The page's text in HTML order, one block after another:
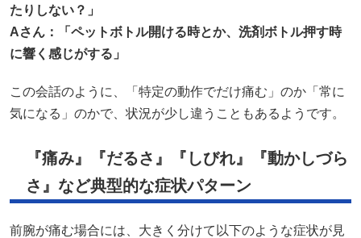
たりしない？」
Aさん：「ペットボトル開ける時とか、洗剤ボトル押す時
に響く感じがする」
この会話のように、「特定の動作でだけ痛む」のか「常に
気になる」のかで、状況が少し違うこともあるようです。
『痛み』『だるさ』『しびれ』『動かしづら
さ』など典型的な症状パターン
前腕が痛む場合には、大きく分けて以下のような症状が見